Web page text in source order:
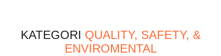
KATEGORI QUALITY, SAFETY, &
ENVIROMENTAL